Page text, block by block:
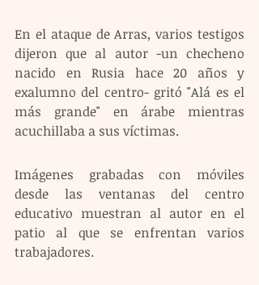
En el ataque de Arras, varios testigos
dijeron que al autor -un checheno
nacido en Rusia hace 20 años y
exalumno del centro- gritó "Alá es el
más grande" en árabe mientras
acuchillaba a sus víctimas.
Imágenes grabadas con móviles
desde las ventanas del centro
educativo muestran al autor en el
patio al que se enfrentan varios
trabajadores.